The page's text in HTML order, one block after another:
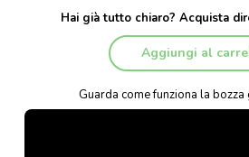
Hai già tutto chiaro? Acquista
Aggiungi al
Guarda come funziona la